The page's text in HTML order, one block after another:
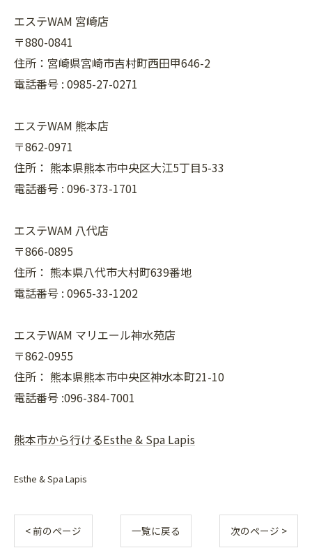
エステWAM 宮崎店
〒880-0841
住所：宮崎県宮崎市吉村町西田甲646-2
電話番号 : 0985-27-0271
エステWAM 熊本店
〒862-0971
住所： 熊本県熊本市中央区大江5丁目5-33
電話番号 : 096-373-1701
エステWAM 八代店
〒866-0895
住所： 熊本県八代市大村町639番地
電話番号 : 0965-33-1202
エステWAM マリエール神水苑店
〒862-0955
住所： 熊本県熊本市中央区神水本町21-10
電話番号 :096-384-7001
熊本市から行けるEsthe & Spa Lapis
Esthe & Spa Lapis
< 前のページ 一覧に戻る 次のページ >